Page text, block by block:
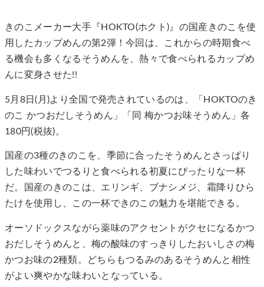
きのこメーカー大手『HOKTO(ホクト)』の国産きのこを使
用したカップめんの第2弾！今回は、これからの時期食べ
る機会も多くなるそうめんを、熱々で食べられるカップめ
んに変身させた!!
5月8日(月)より全国で発売されているのは、「HOKTOのき
のこ かつおだしそうめん」「同 梅かつお味そうめん」各
180円(税抜)。
国産の3種のきのこを、季節に合ったそうめんとさっぱり
した味わいでつるりと食べられる初夏にぴったりな一杯
だ。国産のきのこは、エリンギ、ブナシメジ、霜降りひら
たけを使用し、この一杯できのこの魅力を堪能できる。
オーソドックスながら薬味のアクセントがクセになるかつ
おだしそうめんと、梅の酸味のすっきりしたおいしさの梅
かつお味の2種類。どちらもつるみのあるそうめんと相性
がよい爽やかな味わいとなっている。